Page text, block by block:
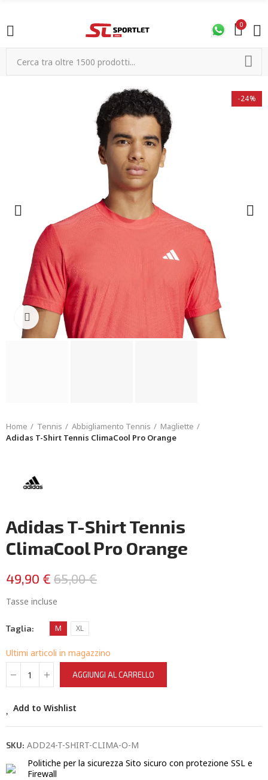
0
-24%
Click to enlarge
Home Tennis Abbigliamento Tennis
Magliette
Adidas T-Shirt Tennis ClimaCool Pro Orange
Adidas T-Shirt Tennis
ClimaCool Pro Orange
49,90 € 65,00 €
Tasse incluse
Taglia M XL
Ultimi articoli in magazzino
AGGIUNGI AL CARRELLO
Add to Wishlist
SKU: ADD24-T-SHIRT-CLIMA-O-M
Politiche per la sicurezza Sito sicuro con protezione SSL e
Firewall